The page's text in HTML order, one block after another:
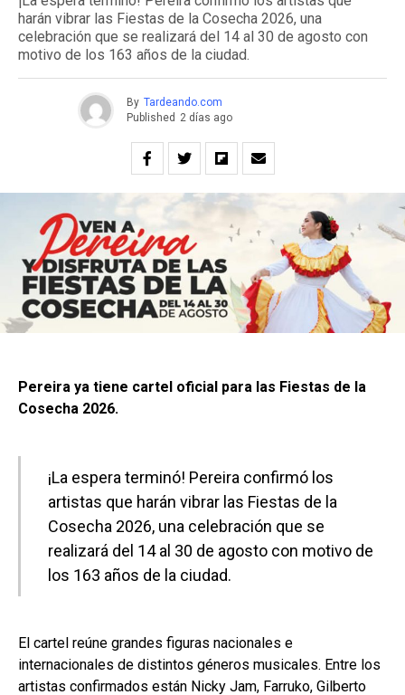
harán vibrar las Fiestas de la Cosecha 2026, una
celebración que se realizará del 14 al 30 de agosto con
motivo de los 163 años de la ciudad.
By Tardeando.com
Published 2 días ago
Pereira ya tiene cartel oficial para las Fiestas de la
Cosecha 2026.
¡La espera terminó! Pereira confirmó los
artistas que harán vibrar las Fiestas de la
Cosecha 2026, una celebración que se
realizará del 14 al 30 de agosto con motivo de
los 163 años de la ciudad.
El cartel reúne grandes figuras nacionales e
internacionales de distintos géneros musicales. Entre los
artistas confirmados están Nicky Jam, Farruko, Gilberto